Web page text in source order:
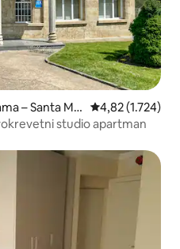
– Santa Ma
Prosječna
4,82 (1.724)
studio apartman